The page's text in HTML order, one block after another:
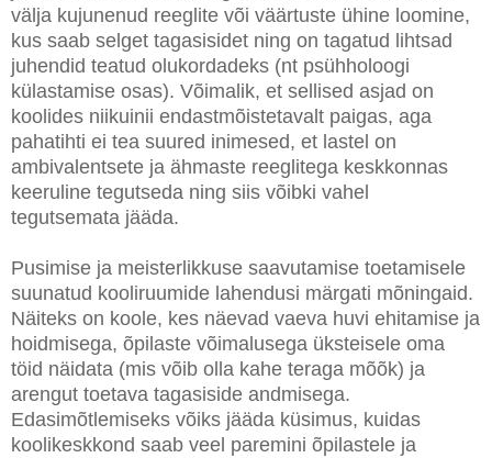
välja kujunenud reeglite või väärtuste ühine loomine,
kus saab selget tagasisidet ning on tagatud lihtsad
juhendid teatud olukordadeks (nt psühholoogi
külastamise osas). Võimalik, et sellised asjad on
koolides niikuinii endastmõistetavalt paigas, aga
pahatihti ei tea suured inimesed, et lastel on
ambivalentsete ja ähmaste reeglitega keskkonnas
keeruline tegutseda ning siis võibki vahel
tegutsemata jääda.
Pusimise ja meisterlikkuse saavutamise toetamisele
suunatud kooliruumide lahendusi märgati mõningaid.
Näiteks on koole, kes näevad vaeva huvi ehitamise ja
hoidmisega, õpilaste võimalusega üksteisele oma
töid näidata (mis võib olla kahe teraga mõõk) ja
arengut toetava tagasiside andmisega.
Edasimõtlemiseks võiks jääda küsimus, kuidas
koolikeskkond saab veel paremini õpilastele ja